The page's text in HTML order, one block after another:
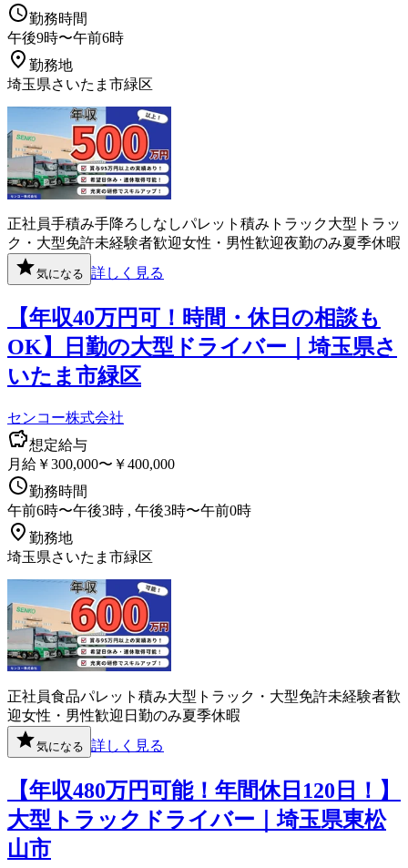
勤務時間
午後9時〜午前6時
勤務地
埼玉県さいたま市緑区
正社員手積み手降ろしなしパレット積み トラック大型トラッ
ク・大型免許未経験者歓迎女性・男性歓迎夜勤のみ夏季休暇
気になる 詳しく見る
【年収40万円可！時間・休日の相談も
OK】日勤の大型ドライバー｜埼玉県さ
いたま市緑区
センコー株式会社
想定給与
月給￥300,000〜￥400,000
勤務時間
午前6時〜午後3時 , 午後3時〜午前0時
勤務地
埼玉県さいたま市緑区
正社員食品パレット積み大型トラック・大型免許未経験者歓
迎女性・男性歓迎 日勤のみ夏季休暇
気になる 詳しく見る
【年収480万円可能！年間休日120日！】
大型トラックドライバー｜埼玉県東松
山市